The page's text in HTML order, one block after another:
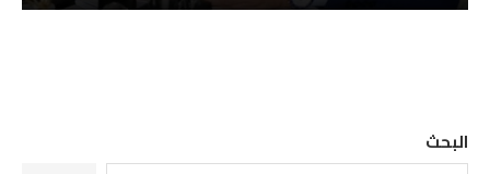
البحث